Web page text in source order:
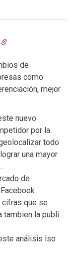
de
como
mejor
nuevo
por la
todo
una mayor
de
cifras que se
tambien la publi
análisis lso